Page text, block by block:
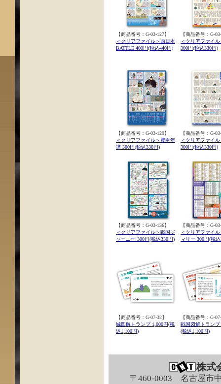
【商品番号：G-03-127】
＜クリアファイル＞西日本
BATTLE 400円(税込440円)
【商品番号：G-
＜クリアファイ
300円(税込330円)
【商品番号：G-03-129】
＜クリアファイル＞豊臣年
譜 300円(税込330円)
【商品番号：G-
＜クリアファイ
300円(税込330円)
【商品番号：G-03-136】
＜クリアファイル＞戦国ジ
ャーニー 300円(税込330円)
【商品番号：G-
＜クリアファイ
マリー 300円(税込
【商品番号：G-07-32】
城図解トランプ 1,000円(税
込1,100円)
【商品番号：G-
戦国図解トランプ
(税込1,100円)
株式
〒460-0003 名古屋市